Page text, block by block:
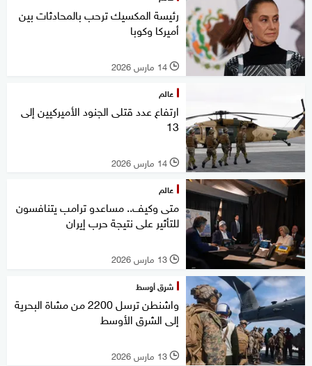
رئيسة المكسيك ترحب بالمحادثات بين
أميركا وكوبا
l 14 مارس 2026
عالم
ارتفاع عدد قتلى الجنود الأميركيين إلى
13
l 14 مارس 2026
عالم
متى وكيف.. مساعدو ترامب يتنافسون
للتأثير على نتيجة حرب إيران
l 13 مارس 2026
شرق أوسط
واشنطن ترسل 2200 من مشاة البحرية
إلى الشرق الأوسط
l 13 مارس 2026